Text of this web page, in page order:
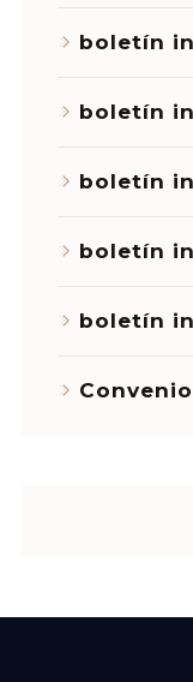
boletín
boletín
boletín
boletín
boletín